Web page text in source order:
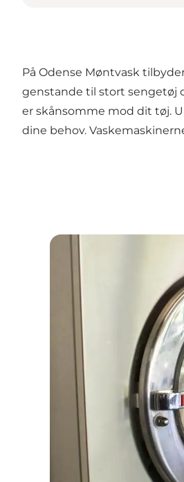
På Odense Møntvask
genstande til stort sengetøj
er skånsomme mod dit tøj.
dine behov.